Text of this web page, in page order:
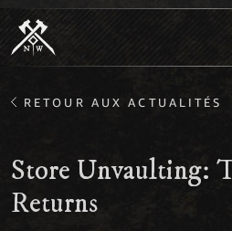
RETOUR AUX ACTUALITÉS
Store Unvaulting:
Returns